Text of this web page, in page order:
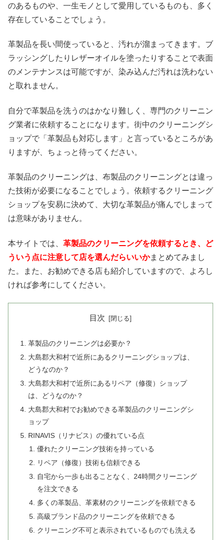
のあるものや、一生モノとして愛用しているものも、多く
存在していることでしょう。
革製品を長い間使っていると、汚れが溜まってきます。ブ
ラッシングしたりレザーオイルを塗ったりすることで表面
のメンテナンスは可能ですが、染み込んだ汚れは洗わない
と取れません。
自分で革製品を洗うのはかなり難しく、専門のクリーニン
グ業者に依頼することになります。街中のクリーニングシ
ョップで「革製品も対応します」と言っているところがあ
りますが、ちょっと待ってください。
革製品のクリーニングは、布製品のクリーニングとは違っ
た技術が必要になることでしょう。依頼するクリーニング
ショップを安易に決めて、大切な革製品が痛んでしまって
は意味がありません。
本サイトでは、 革製品のクリーニングを依頼するとき、ど
ういう点に注意して店を選んだらいいかまとめてみまし
た。また、お勧めできる店も紹介していますので、よろし
ければ参考にしてください。
目次
革製品のクリーニングは必要か？
大島郡大和村で近所にあるクリーニングショップは、
どうなのか？
大島郡大和村で近所にあるリペア（修復）ショップ
は、どうなのか？
大島郡大和村でお勧めできる革製品のクリーニングシ
ョップ
RINAVIS（リナビス）の優れている点
優れたクリーニング技術を持っている
リペア（修復）技術も信頼できる
自宅から一歩も出ることなく、24時間クリーニング
を注文できる
多くの革製品、革素材のクリーニングを依頼できる
高級ブランド品のクリーニングを依頼できる
クリーニング不可と表示されているものでも洗える